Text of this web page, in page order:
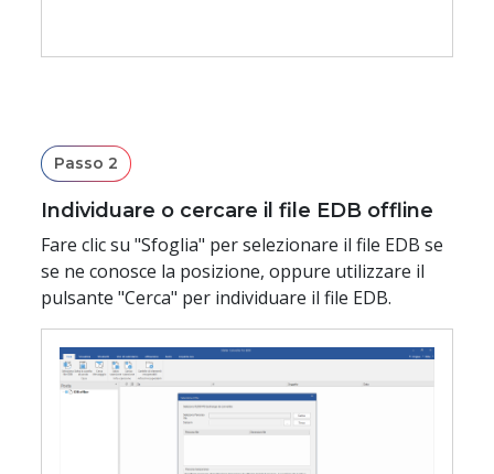
Passo 17:Connettersi a Microsoft 365
Passo 19:Finestra Mappa caselle di posta
Passo 20:Salvataggio delle caselle di posta
Passo 21:Finestra Salvataggio completato
Passo 22:Esportare nella cartella pubblica di Microsoft 365
Passo 24:Esporta in file PST
Selezionare la posizione di archiviazione per il file
Passo 2
Individuare o cercare il file EDB offline
Fare clic su "Sfoglia" per selezionare il file EDB se
se ne conosce la posizione, oppure utilizzare il
pulsante "Cerca" per individuare il file EDB.